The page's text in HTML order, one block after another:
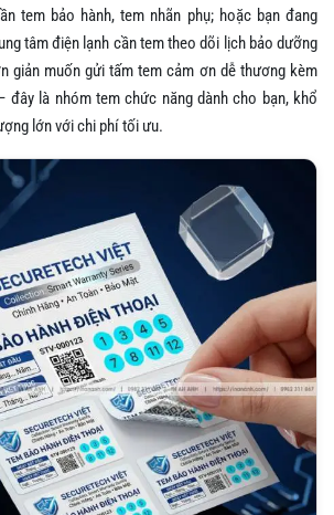
tem bảo hành, tem nhãn phụ; hoặc bạn đang
tâm điện lạnh cần tem theo dõi lịch bảo dưỡng
giản muốn gửi tấm tem cảm ơn dễ thương kèm
đây là nhóm tem chức năng dành cho bạn, khổ
lớn với chi phí tối ưu.